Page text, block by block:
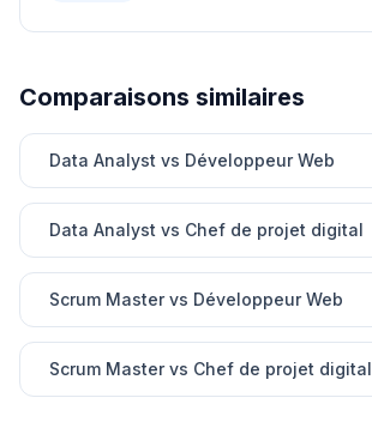
Comparaisons similaires
Data Analyst vs Développeur Web
Data Analyst vs Chef de projet digital
Scrum Master vs Développeur Web
Scrum Master vs Chef de projet digital